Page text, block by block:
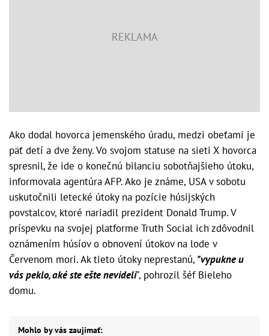
Ako dodal hovorca jemenského úradu, medzi obeťami je
päť detí a dve ženy. Vo svojom statuse na sieti X hovorca
spresnil, že ide o konečnú bilanciu sobotňajšieho útoku,
informovala agentúra AFP. Ako je známe, USA v sobotu
uskutočnili letecké útoky na pozície húsijských
povstalcov, ktoré nariadil prezident Donald Trump. V
príspevku na svojej platforme Truth Social ich zdôvodnil
oznámením húsíov o obnovení útokov na lode v
Červenom mori. Ak tieto útoky neprestanú, "vypukne u
vás peklo, aké ste ešte nevideli", pohrozil šéf Bieleho
domu.
Mohlo by vás zaujímať: